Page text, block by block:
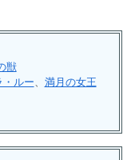
獣
・ルー、 満月の女王